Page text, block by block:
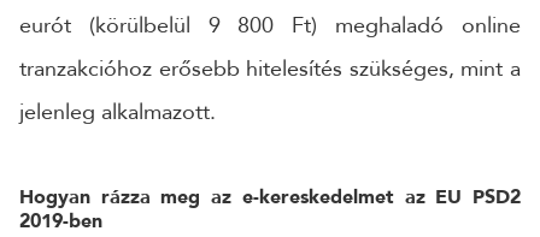
KÜLDÉS
eurót (körülbelül 9 800 Ft) meghaladó online
tranzakcióhoz erősebb hitelesítés szükséges, mint a
jelenleg alkalmazott.
Hogyan rázza meg az e-kereskedelmet az EU PSD2
2019-ben